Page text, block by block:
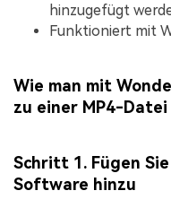
hinzugefügt
Funktioniert mit
Wie man mit
zu einer MP4-
Schritt 1. Fügen
Software hinzu